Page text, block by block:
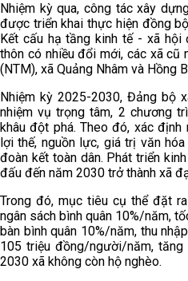
Nhiệm kỳ qua, công tác xây
được triển khai thực hiện đồng
Kết cấu hạ tầng kinh tế - xã
thôn có nhiều đổi mới, các xã cũ
(NTM), xã Quảng Nhâm và Hồng
Nhiệm kỳ 2025-2030, Đảng bộ
nhiệm vụ trọng tâm, 2 chương
khâu đột phá. Theo đó, xác
lợi thế, nguồn lực, giá trị văn
đoàn kết toàn dân. Phát triển
đấu đến năm 2030 trở thành xã
Trong đó, mục tiêu cụ thể đặt
ngân sách bình quân 10%/năm,
bàn bình quân 10%/năm, thu
105 triệu đồng/người/năm,
2030 xã không còn hộ nghèo.